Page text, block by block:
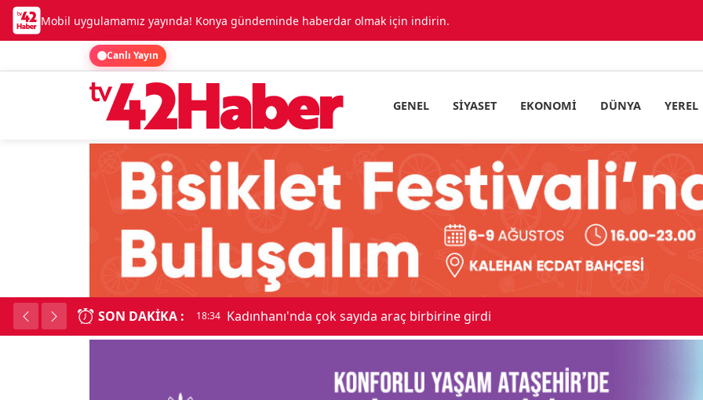
Mobil uygulamamız yayında! Konya gündeminde haberdar olmak için indirin.
Canlı Yayın
GENEL SIYASET EKONOMI DÜNYA YEREL
SON DAKIKA : 18:34 Kadınhanı'nda çok sayıda araç birbirine girdi